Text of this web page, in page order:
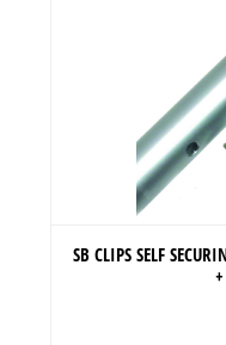
SB CLIPS SELF